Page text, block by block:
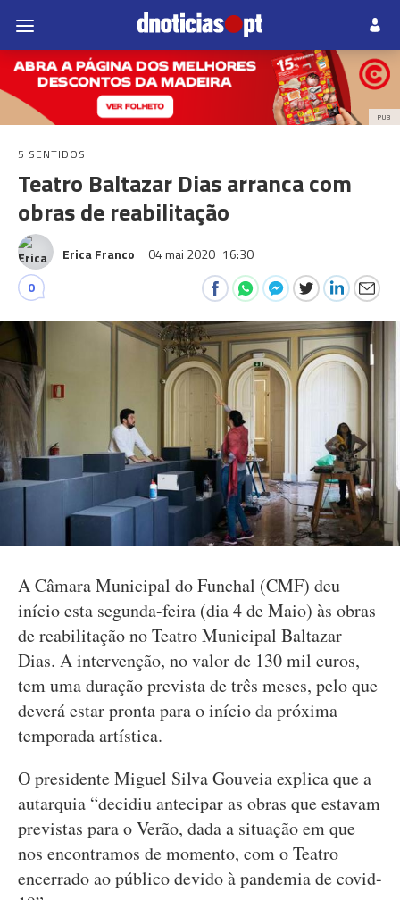
PUB
5 SENTIDOS
Teatro Baltazar Dias arranca com
obras de reabilitação
Erica Franco 04 mai 2020 16:30
0
A Câmara Municipal do Funchal (CMF) deu
início esta segunda-feira (dia 4 de Maio) às obras
de reabilitação no Teatro Municipal Baltazar
Dias. A intervenção, no valor de 130 mil euros,
tem uma duração prevista de três meses, pelo que
deverá estar pronta para o início da próxima
temporada artística.
O presidente Miguel Silva Gouveia explica que a
autarquia “decidiu antecipar as obras que estavam
previstas para o Verão, dada a situação em que
nos encontramos de momento, com o Teatro
encerrado ao público devido à pandemia de covid-